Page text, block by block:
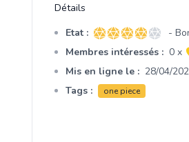
Détails
Etat : 4 sur 5 étoiles
-
Membres intéressés : 0 x
Mis en ligne le : 28/04/
Tags :
one piece